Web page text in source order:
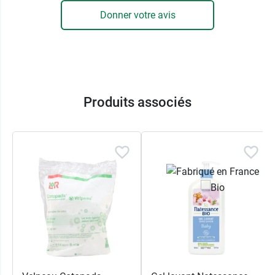
22% du total des ingrédients sont issus de
l'agriculture biologique.
Conditionnement au choix :flacon de 500 ml ou
Donner votre avis
Produits associés